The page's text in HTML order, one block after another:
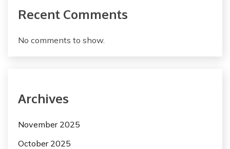
Recent Comments
No comments to show.
Archives
November 2025
October 2025